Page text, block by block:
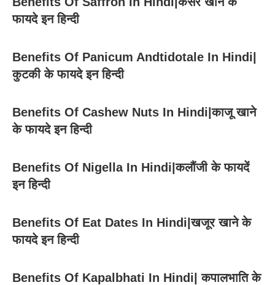
फायदे इन हिन्दी
Benefits Of Panicum Andtidotale In Hindi|
कुटकी के फायदे इन हिन्दी
Benefits Of Cashew Nuts In Hindi|काजू खाने
के फायदे इन हिन्दी
Benefits Of Nigella In Hindi|कलौंजी के फायदें
इन हिन्दी
Benefits Of Eat Dates In Hindi|खजूर खाने के
फायदे इन हिन्दी
Benefits Of Kapalbhati In Hindi| कपालभाति के